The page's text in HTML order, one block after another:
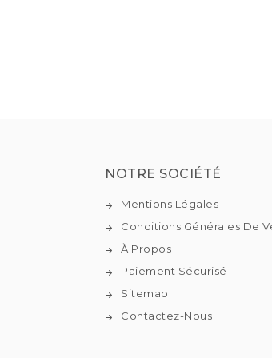
NOTRE SOCIÉTÉ
Mentions Légales
Conditions Générales De
À Propos
Paiement Sécurisé
Sitemap
Contactez-Nous